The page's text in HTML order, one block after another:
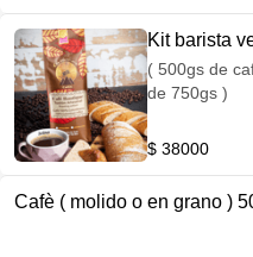
Kit barista
( 500gs de
de 750gs )
$ 38000
Cafè ( molido o en grano )